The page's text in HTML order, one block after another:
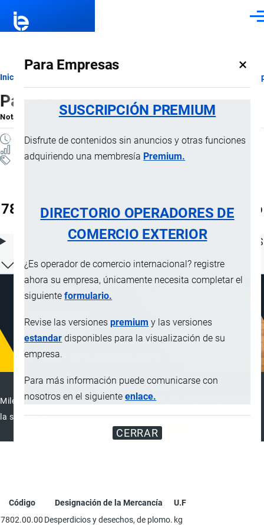
Para Empresas ×
SUSCRIPCIÓN PREMIUM
Disfrute de contenidos sin anuncios y otras funciones
adquiriendo una membresía Premium.
DIRECTORIO OPERADORES DE
COMERCIO EXTERIOR
¿Es operador de comercio internacional? registre
ahora su empresa, únicamente necesita completar el
siguienteformulario.
Revise las versionespremium y las versiones
estandar disponibles para la visualización de su
empresa.
Para más información puede comunicarse con
nosotros en el siguienteenlace.
CERRAR
Ruta
de
navegación
Inicio
Partida 78.02
Nota ExplicativaporImportaciones …, 21 Julio, 2024
1 MINUTO
Notas Explicativas
78.02 Desperdicios y desechos, de plomo
ÍNDICE DE CONTENIDOS
ANUNCIAR EMPRESA
Miles de visitantes ya vieron este anuncio, tu empresa puede ser
la siguiente
ANUNCIAR
SUSCRIBIRSE
Código Designación de la Mercancía
U.F
7802.00.00 Desperdicios y desechos, de plomo. kg